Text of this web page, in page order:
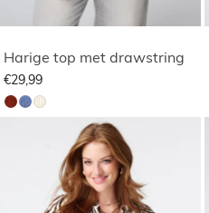
Harige top met drawstring
€29,99